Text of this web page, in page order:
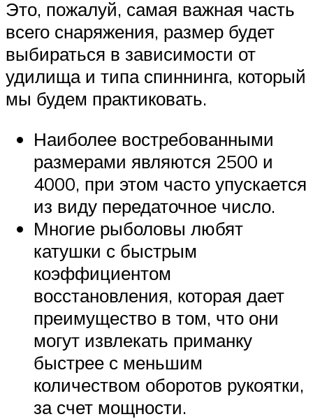
Это, пожалуй, самая важная часть
всего снаряжения, размер будет
выбираться в зависимости от
удилища и типа спиннинга, который
мы будем практиковать.
Наиболее востребованными
размерами являются 2500 и
4000, при этом часто упускается
из виду передаточное число.
Многие рыболовы любят
катушки с быстрым
коэффициентом
восстановления, которая дает
преимущество в том, что они
могут извлекать приманку
быстрее с меньшим
количеством оборотов рукоятки,
за счет мощности.